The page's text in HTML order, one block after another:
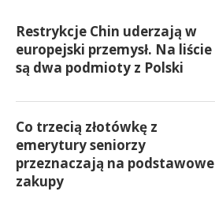
Restrykcje Chin uderzają w
europejski przemysł. Na liście
są dwa podmioty z Polski
Co trzecią złotówkę z
emerytury seniorzy
przeznaczają na podstawowe
zakupy